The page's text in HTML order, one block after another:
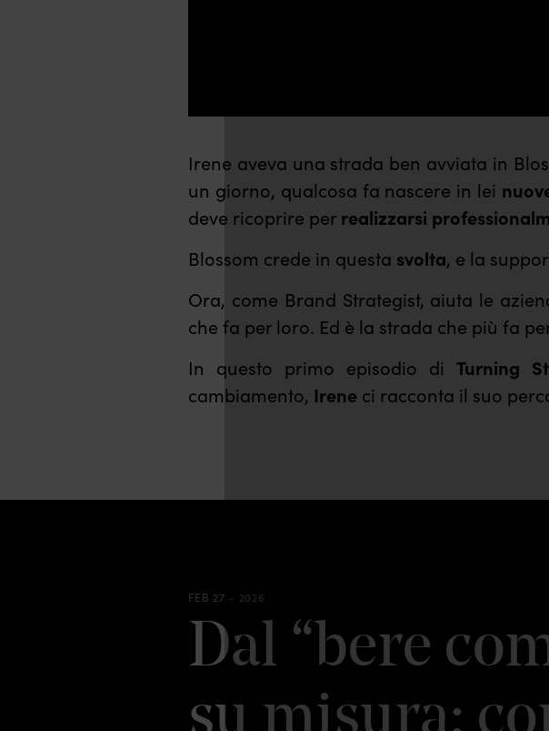
Irene aveva una strada ben avviata in
un giorno, qualcosa fa nascere in lei
deve ricoprire per realizzarsi
Blossom crede in questa svolta, e la
Ora, come Brand Strategist, aiuta le
che fa per loro. Ed è la strada che più fa
In questo primo episodio di Turning
cambiamento, Irene ci racconta il suo
FEB 27 - 2026
Dal “bere
su misura: